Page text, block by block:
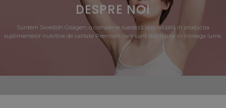
DESPRE NOI
Suntem Swedish Colagen, o companie suedeză specializată în producția
suplimentelor nutritive de calitate Premium care sunt distribuite în întreaga lume.